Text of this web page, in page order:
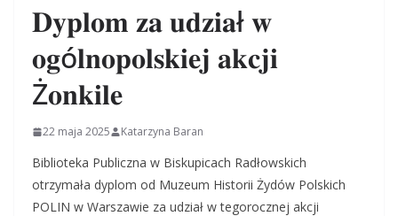
𝐃𝐲𝐩𝐥𝐨𝐦 𝐳𝐚 𝐮𝐝𝐳𝐢𝐚ł 𝐰
𝐨𝐠ó𝐥𝐧𝐨𝐩𝐨𝐥𝐬𝐤𝐢𝐞𝐣 𝐚𝐤𝐜𝐣𝐢
Ż𝐨𝐧𝐤𝐢𝐥𝐞
22 maja 2025 Katarzyna Baran
Biblioteka Publiczna w Biskupicach Radłowskich
otrzymała dyplom od Muzeum Historii Żydów Polskich
POLIN w Warszawie za udział w tegorocznej akcji